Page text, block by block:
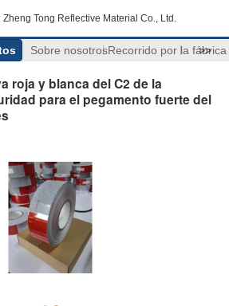
Zheng Tong Reflective Material Co., Ltd.
Sobre nosotrosRecorrido por la fábrica
>>
roja y blanca del C2 de la
para el pegamento fuerte del